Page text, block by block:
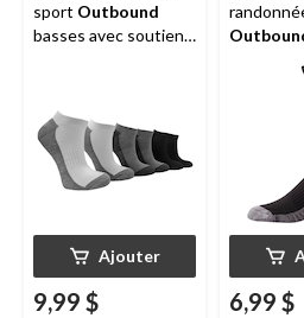
sport Outbound
basses avec soutien
chiné/blanc, paq. 6
Ajouter
9,99 $ 6,99 $